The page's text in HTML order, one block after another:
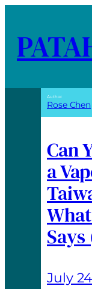
Author:
Rose Chen
Can
a
July